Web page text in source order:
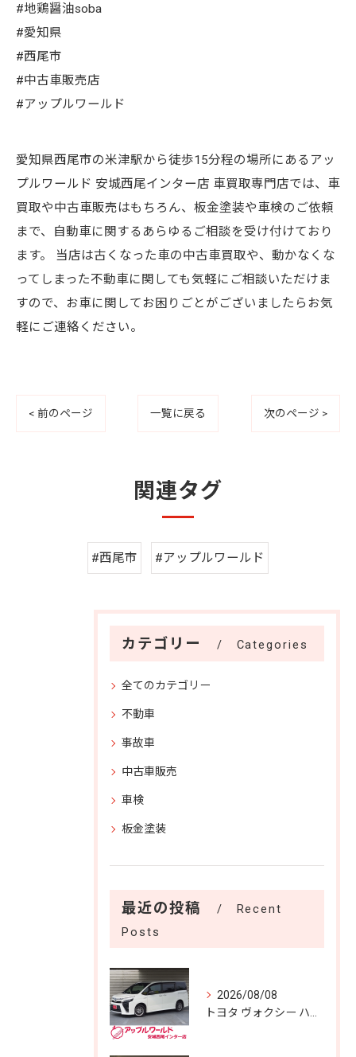
#地鶏醤油soba
#愛知県
#西尾市
#中古車販売店
#アップルワールド
愛知県西尾市の米津駅から徒歩15分程の場所にあるアッ
プルワールド 安城西尾インター店 車買取専門店では、車
買取や中古車販売はもちろん、板金塗装や車検のご依頼
まで、自動車に関するあらゆるご相談を受け付けており
ます。 当店は古くなった車の中古車買取や、動かなくな
ってしまった不動車に関しても気軽にご相談いただけま
すので、お車に関してお困りごとがございましたらお気
軽にご連絡ください。
< 前のページ 一覧に戻る 次のページ >
関連タグ
#西尾市 #アップルワールド
カテゴリー Categories
全てのカテゴリー
不動車
事故車
中古車販売
車検
板金塗装
最近の投稿
Recent
Posts
2026/08/08